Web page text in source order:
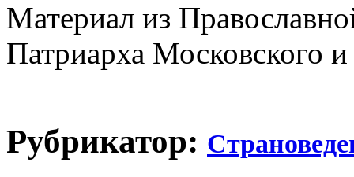
Материал из
Патриарха Московского
Рубрикатор: